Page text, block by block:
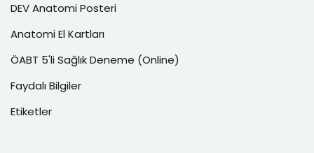
DEV Anatomi Posteri
Anatomi El Kartları
ÖABT 5'li Sağlık Deneme (Online)
Faydalı Bilgiler
Etiketler